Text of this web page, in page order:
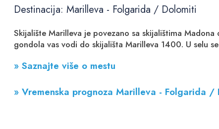
Destinacija: Marilleva - Folgarida / Dolomiti
Skijalište Marilleva je povezano sa skijalištima
gondola vas vodi do skijališta Marilleva 1400. U selu
» Saznajte više o mestu
» Vremenska prognoza Marilleva - Folgarida /